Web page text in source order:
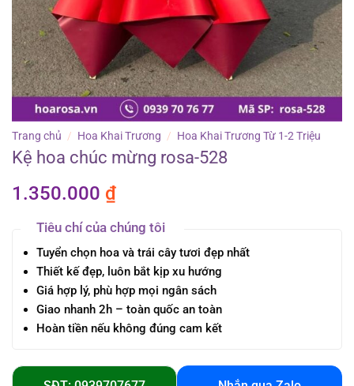
Trang chủ / Hoa Khai Trương / Hoa Khai Trương Từ 1-2 Triệu
Kệ hoa chúc mừng rosa-528
1.350.000 ₫
Tiêu chí của chúng tôi
Tuyển chọn hoa và trái cây tươi đẹp nhất
Thiết kế đẹp, luôn bắt kịp xu hướng
Giá hợp lý, phù hợp mọi ngân sách
Giao nhanh 2h – toàn quốc an toàn
Hoàn tiền nếu không đúng cam kết